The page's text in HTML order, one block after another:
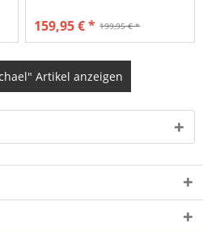
199,95 € *
159,95 € *
Artikel anzeigen